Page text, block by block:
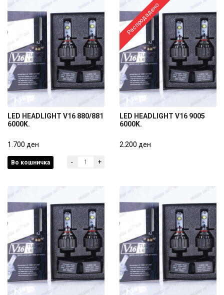
6000K.
1.700 ден
LED HEADLIGHT V16 880/881
6000K.
1.700 ден
Во кошничка - +
Распродадено
6000K.
LED HEADLIGHT V16 9005
6000K.
2.200 ден